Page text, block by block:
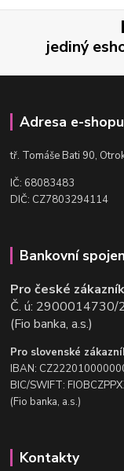
jediný
Adresa e-shopu
tř. Tomáše Bati 90,
IČ: 68083483
DIČ: CZ7803294114
Bankovní
Pro české
Č. ú: 2900014730/
(Fio banka, a.s.)
Pro slovenské
IBAN:
BIC/SWIFT:
(Fio banka, a.s.)
Kontakty